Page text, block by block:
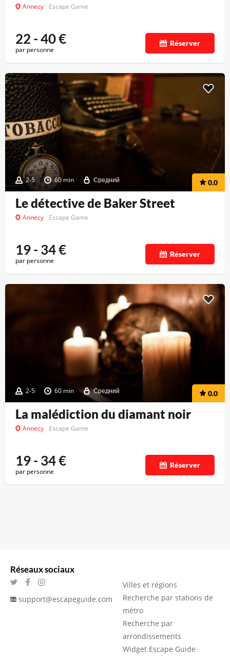
Annecy Escape Game
22 - 40€
par personne
Réserver
2-5 60 min Средний 0.0
Le détective de Baker Street
Annecy Escape Game
19 - 34€
par personne
Réserver
2-5 60 min Средний 0.0
La malédiction du diamant noir
Annecy Escape Game
19 - 34€
par personne
Réserver
Réseaux sociaux
support@escapeguide.com
Villes et régions
Recherche par stations de
métro
Recherche par
arrondissements
Widget Escape Guide